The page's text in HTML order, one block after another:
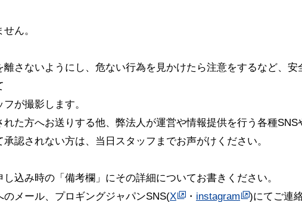
ん。
さないようにし、危ない行為を見かけたら注意をするなど、
が撮影します。
た方へお送りする他、弊法人が運営や情報提供を行う各種
認されない方は、当日スタッフまでお声がけください。
込み時の「備考欄」にその詳細についてお書きください。
のメール、プロギングジャパンSNS(X ・ instagram
)にてご連